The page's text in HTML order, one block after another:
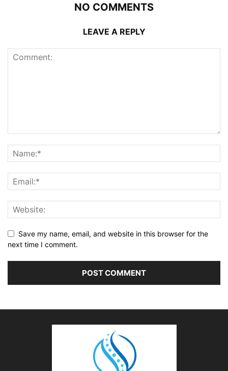
NO COMMENTS
LEAVE A REPLY
Save my name, email, and website in this browser for the
next time I comment.